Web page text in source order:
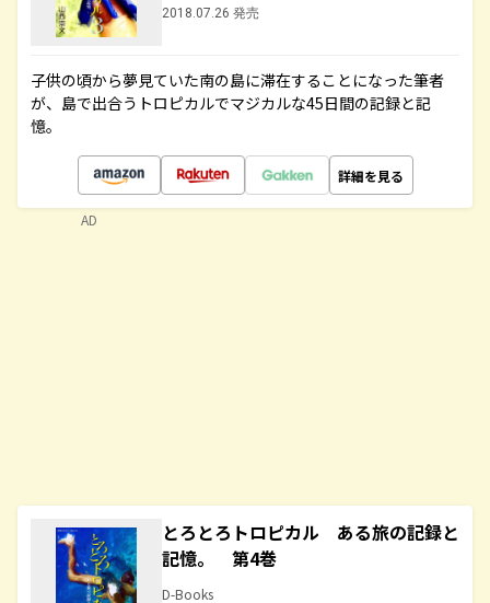
2018.07.26 発売
子供の頃から夢見ていた南の島に滞在することになった筆者
が、島で出合うトロピカルでマジカルな45日間の記録と記
憶。
詳細を見る
とろとろトロピカル ある旅の記録と
記憶。 第4巻
D-Books
AD